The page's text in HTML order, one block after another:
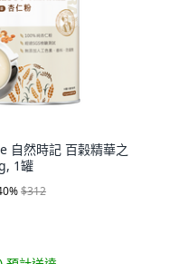
自然時記 百榖精華之
1罐
%$312